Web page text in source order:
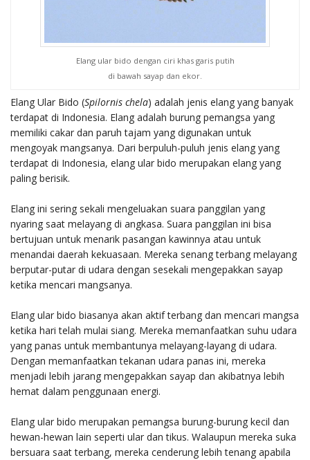
Elang ular bido dengan ciri khas garis putih
di bawah sayap dan ekor.
Elang Ular Bido (Spilornis chela) adalah jenis elang yang banyak
terdapat di Indonesia. Elang adalah burung pemangsa yang
memiliki cakar dan paruh tajam yang digunakan untuk
mengoyak mangsanya. Dari berpuluh-puluh jenis elang yang
terdapat di Indonesia, elang ular bido merupakan elang yang
paling berisik.
Elang ini sering sekali mengeluakan suara panggilan yang
nyaring saat melayang di angkasa. Suara panggilan ini bisa
bertujuan untuk menarik pasangan kawinnya atau untuk
menandai daerah kekuasaan. Mereka senang terbang melayang
berputar-putar di udara dengan sesekali mengepakkan sayap
ketika mencari mangsanya.
Elang ular bido biasanya akan aktif terbang dan mencari mangsa
ketika hari telah mulai siang. Mereka memanfaatkan suhu udara
yang panas untuk membantunya melayang-layang di udara.
Dengan memanfaatkan tekanan udara panas ini, mereka
menjadi lebih jarang mengepakkan sayap dan akibatnya lebih
hemat dalam penggunaan energi.
Elang ular bido merupakan pemangsa burung-burung kecil dan
hewan-hewan lain seperti ular dan tikus. Walaupun mereka suka
bersuara saat terbang, mereka cenderung lebih tenang apabila